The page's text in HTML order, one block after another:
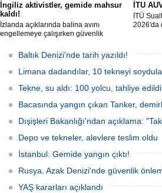
İngiliz aktivistler, gemide mahsur
kaldı!
İzlanda açıklarında balina avını
engellemeye çalışırken güvenlik
protesto gemisindeki 21 çevre aktivisti,
günlerdir gemiden çıkmalarına izin
verilmediğini ve temel haklarının ihlal
edildiğini öne sürdü. Mürettebatta iki
Britanyalı aktivist de bulunuyor.
İTU
İTÜ
2026'da
Baltık Denizi'nde tarih yazıldı!
Limana dadandılar, 10 tekneyi
Tekne, su aldı: 100 yolcu, tahliye edildi
Bacasında yangın çıkan Tanker,
Dışişleri Bakanlığı'ndan açıklama:
Depo ve tekneler, alevlere teslim oldu
İstanbul: Gemide yangın çıktı!
Rusya, Azak Denizi'nde güvenlik
YAŞ kararları açıklandı